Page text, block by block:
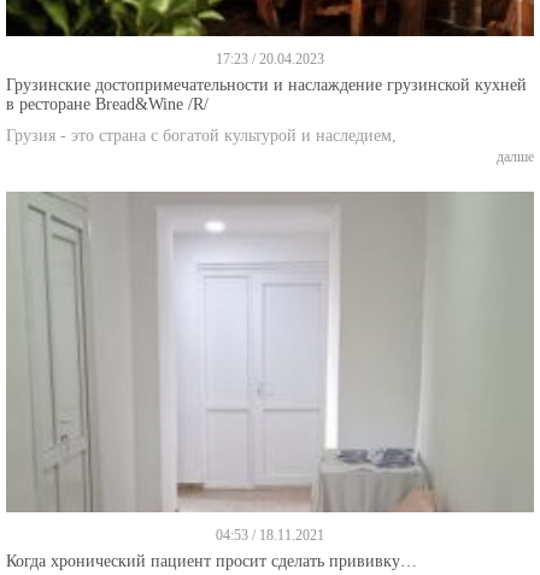
17:23 / 20.04.2023
Грузинские достопримечательности и наслаждение грузинской кухней
в ресторане Bread&Wine /R/
Грузия - это страна с богатой культурой и наследием,
далше
04:53 / 18.11.2021
Когда хронический пациент просит сделать прививку…